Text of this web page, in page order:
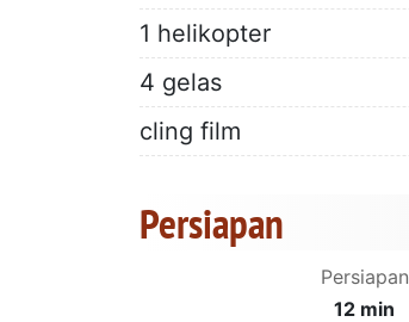
1 helikopter
4 gelas
cling film
Persiapan
Persiapan
12 min